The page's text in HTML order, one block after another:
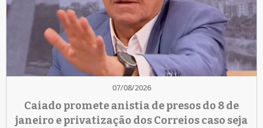
07/08/2026
Caiado promete anistia de presos do 8 de
janeiro e privatização dos Correios caso seja